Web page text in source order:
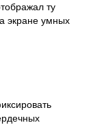
ту
экране умных